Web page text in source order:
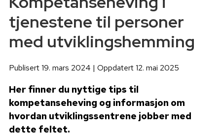
tjenestene til personer
med utviklingshemming
Publisert 19. mars 2024 | Oppdatert 12. mai 2025
Her finner du nyttige tips til
kompetanseheving og informasjon om
hvordan utviklingssentrene jobber med
dette feltet.